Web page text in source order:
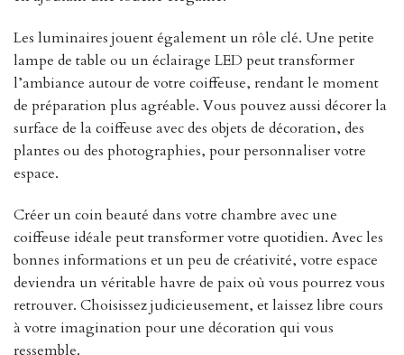
Les luminaires jouent également un rôle clé. Une petite
lampe de table ou un éclairage LED peut transformer
l’ambiance autour de votre coiffeuse, rendant le moment
de préparation plus agréable. Vous pouvez aussi décorer la
surface de la coiffeuse avec des objets de décoration, des
plantes ou des photographies, pour personnaliser votre
espace.
Créer un coin beauté dans votre chambre avec une
coiffeuse idéale peut transformer votre quotidien. Avec les
bonnes informations et un peu de créativité, votre espace
deviendra un véritable havre de paix où vous pourrez vous
retrouver. Choisissez judicieusement, et laissez libre cours
à votre imagination pour une décoration qui vous
ressemble.